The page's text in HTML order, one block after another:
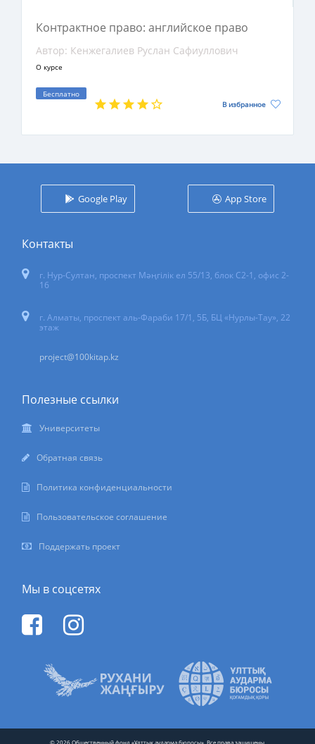
Контрактное право: английское право
Автор: Кенжегалиев Руслан Сафиуллович
О курсе
Бесплатно
В избранное
Google Play App Store
Контакты
г. Нур-Султан, проспект Мәңгілік ел 55/13, блок С2-1, офис 2-
16
г. Алматы, проспект аль-Фараби 17/1, 5Б, БЦ «Нурлы-Тау», 22
этаж
project@100kitap.kz
Полезные ссылки
Университеты
Обратная связь
Политика конфиденциальности
Пользовательское соглашение
Поддержать проект
Мы в соцсетях
© 2026 Общественный фонд «Ұлттық аударма бюросы». Все права защищены.